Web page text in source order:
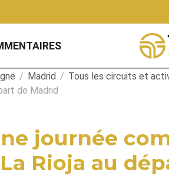
/ Madrid / Tous les circuits et
de Madrid
journée
Rioja au